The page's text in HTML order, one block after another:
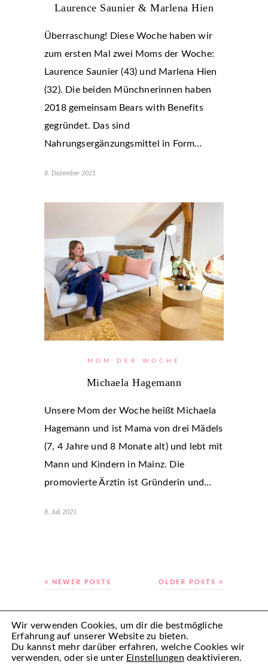
Laurence Saunier & Marlena Hien
Überraschung! Diese Woche haben wir
zum ersten Mal zwei Moms der Woche:
Laurence Saunier (43) und Marlena Hien
(32). Die beiden Münchnerinnen haben
2018 gemeinsam Bears with Benefits
gegründet. Das sind
Nahrungsergänzungsmittel in Form…
8. Dezember 2021
MOM DER WOCHE
Michaela Hagemann
Unsere Mom der Woche heißt Michaela
Hagemann und ist Mama von drei Mädels
(7, 4 Jahre und 8 Monate alt) und lebt mit
Mann und Kindern in Mainz. Die
promovierte Ärztin ist Gründerin und…
8. Juli 2021
OLDER POSTS
NEWER POSTS
Wir verwenden Cookies, um dir die bestmögliche
Erfahrung auf unserer Website zu bieten.
Du kannst mehr darüber erfahren, welche Cookies wir
verwenden, oder sie unter Einstellungen deaktivieren.